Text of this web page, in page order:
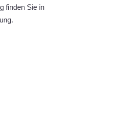
finden Sie in